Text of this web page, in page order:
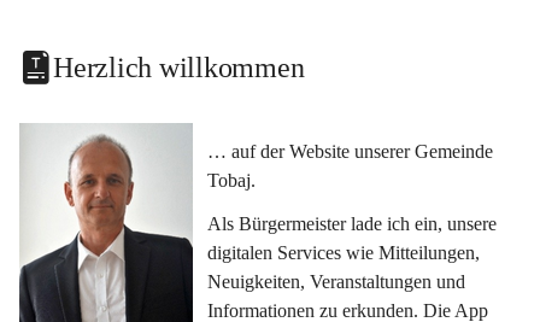
Herzlich willkommen
… auf der Website unserer Gemeinde
Tobaj.
Als Bürgermeister lade ich ein, unsere
digitalen Services wie Mitteilungen,
Neuigkeiten, Veranstaltungen und
Informationen zu erkunden. Die App